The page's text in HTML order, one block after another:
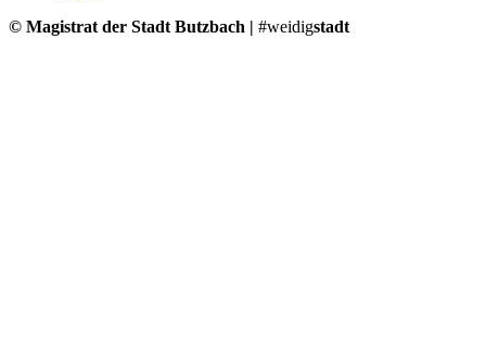
© Magistrat der Stadt Butzbach | #weidigstadt